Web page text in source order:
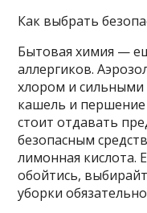
Как выбрать
Бытовая химия —
аллергиков.
хлором и
кашель и
стоит отдавать
безопасным
лимонная кислота.
обойтись,
уборки